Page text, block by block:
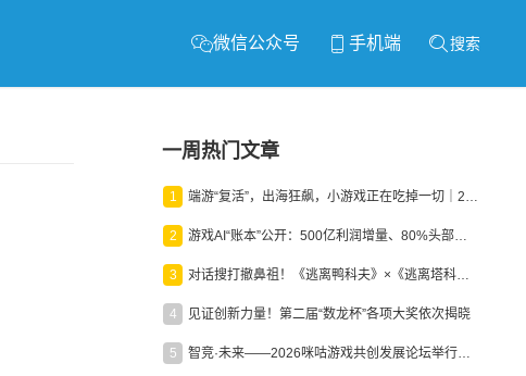
微信公众号 手机端 搜索
一周热门文章
1 端游“复活”，出海狂飙，小游戏正在吃掉一切｜2026上半年产业报告
2 游戏AI“账本”公开：500亿利润增量、80%头部入局，谁在闷声发财？
3 对话搜打撤鼻祖！《逃离鸭科夫》×《逃离塔科夫》官方线下沙龙落幕
4 见证创新力量！第二届“数龙杯”各项大奖依次揭晓
5 智竞·未来——2026咪咕游戏共创发展论坛举行：聚力精品内容、AI创作与电竞生态，共建高品质益智健康游戏社区